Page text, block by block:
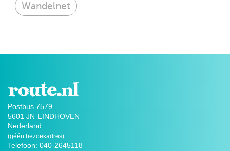
Wandelnet
Postbus 7579
5601 JN EINDHOVEN
Nederland
(géén bezoekadres)
Telefoon: 040-2645118